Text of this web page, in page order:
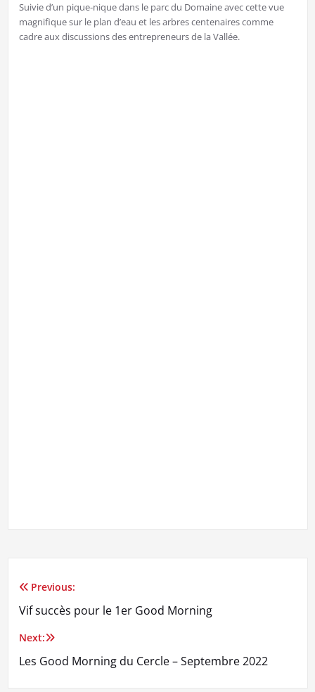
Suivie d’un pique-nique dans le parc du Domaine avec cette vue
magnifique sur le plan d’eau et les arbres centenaires comme
cadre aux discussions des entrepreneurs de la Vallée.
Navigation
de
l’article
Previous:
Vif succès pour le 1er Good Morning
Next:
Les Good Morning du Cercle – Septembre 2022